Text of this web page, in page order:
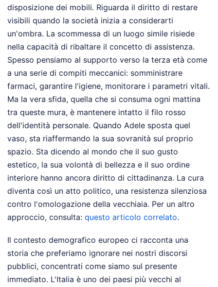
disposizione dei mobili. Riguarda il diritto di restare
visibili quando la società inizia a considerarti
un'ombra. La scommessa di un luogo simile risiede
nella capacità di ribaltare il concetto di assistenza.
Spesso pensiamo al supporto verso la terza età come
a una serie di compiti meccanici: somministrare
farmaci, garantire l'igiene, monitorare i parametri vitali.
Ma la vera sfida, quella che si consuma ogni mattina
tra queste mura, è mantenere intatto il filo rosso
dell'identità personale. Quando Adele sposta quel
vaso, sta riaffermando la sua sovranità sul proprio
spazio. Sta dicendo al mondo che il suo gusto
estetico, la sua volontà di bellezza e il suo ordine
interiore hanno ancora diritto di cittadinanza. La cura
diventa così un atto politico, una resistenza silenziosa
contro l'omologazione della vecchiaia. Per un altro
approccio, consulta: questo articolo correlato.
Il contesto demografico europeo ci racconta una
storia che preferiamo ignorare nei nostri discorsi
pubblici, concentrati come siamo sul presente
immediato. L'Italia è uno dei paesi più vecchi al